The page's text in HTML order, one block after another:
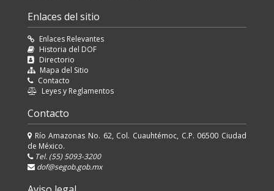
Enlaces del sitio
Enlaces Relevantes
Historia del DOF
Directorio
Mapa del Sitio
Contacto
Leyes y Reglamentos
Contacto
Río Amazonas No. 62, Col. Cuauhtémoc, C.P. 06500 Ciudad
de México.
Tel. (55) 5093-3200
dof@segob.gob.mx